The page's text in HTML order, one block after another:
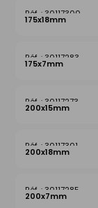
30117300
175x18mm
30117283
175x7mm
30117273
200x15mm
30117301
200x18mm
30117285
200x7mm